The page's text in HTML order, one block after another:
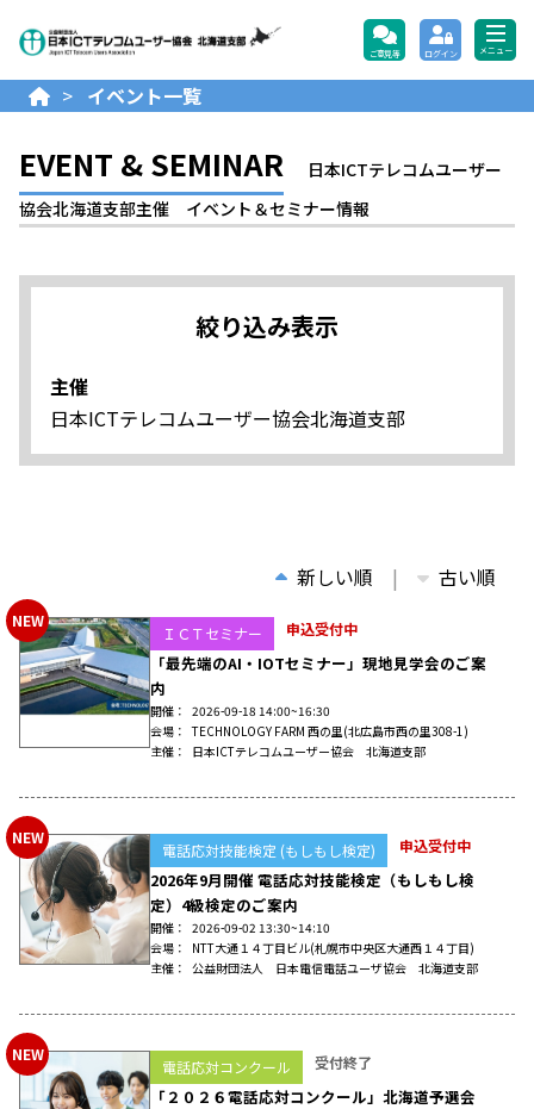
公益財団法人日本ICTテレ
ご意見等 ログイン メニュー
> イベント一覧
EVENT & SEMINAR
日本ICTテレコムユーザー
協会北海道支部主催 イベント＆セミナー情報
絞り込み表示
主催
日本ICTテレコムユーザー協会北海道支部
新しい順 古い順
NEW
ＩＣＴセミナー 申込受付中
「最先端のAI・IOTセミナー」現地見学会のご案
内
開催
2026-09-18 14:00~16:30
会場
TECHNOLOGY FARM 西の里(北広島市西の里308-1)
主催
日本ICTテレコムユーザー協会 北海道支部
NEW
電話応対技能検定 (もしもし検定) 申込受付中
2026年9月開催 電話応対技能検定 （もしもし検
定）4級検定のご案内
開催
2026-09-02 13:30~14:10
会場
NTT大通１４丁目ビル(札幌市中央区大通西１４丁目)
主催
公益財団法人 日本電信電話ユーザ協会 北海道支部
NEW
電話応対コンクール 受付終了
「２０２６電話応対コンクール」北海道予選会